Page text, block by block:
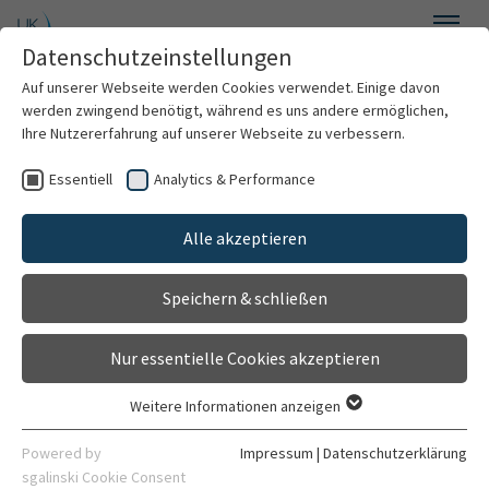
Zum Hauptinhalt springen
Willkommen
Über uns
Leistungsspektrum
Beratung / Therapie
Medizinische Psychologie
Publikationen in press /
online first
Zeitschriftenbeiträge
Datenschutzeinstellungen
Auf unserer Webseite werden Cookies verwendet. Einige davon
werden zwingend benötigt, während es uns andere ermöglichen,
Ihre Nutzererfahrung auf unserer Webseite zu verbessern.
Essentiell Analytics & Performance
Alle akzeptieren
Speichern & schließen
Nur essentielle Cookies akzeptieren
Essentielle Cookies werden für grundlegende Funktionen der
Webseite benötigt. Dadurch ist gewährleistet, dass die
Weitere Informationen anzeigen
Powered by
sgalinski Cookie Consent
Impressum | Datenschutzerklärung